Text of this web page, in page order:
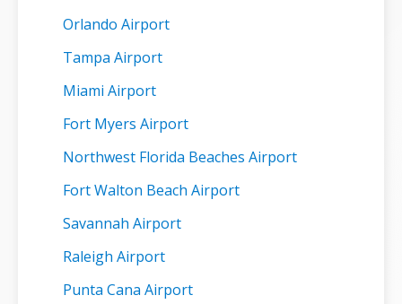
Orlando Airport
Tampa Airport
Miami Airport
Fort Myers Airport
Northwest Florida Beaches Airport
Fort Walton Beach Airport
Savannah Airport
Raleigh Airport
Punta Cana Airport